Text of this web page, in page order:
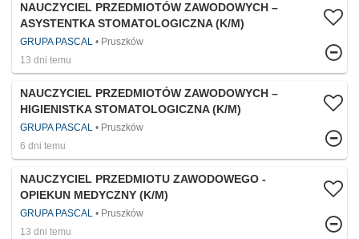
NAUCZYCIEL PRZEDMIOTÓW ZAWODOWYCH –
ASYSTENTKA STOMATOLOGICZNA (K/M)
GRUPA PASCAL
Pruszków
13 dni temu
NAUCZYCIEL PRZEDMIOTÓW ZAWODOWYCH –
HIGIENISTKA STOMATOLOGICZNA (K/M)
GRUPA PASCAL
Pruszków
6 dni temu
NAUCZYCIEL PRZEDMIOTU ZAWODOWEGO -
OPIEKUN MEDYCZNY (K/M)
GRUPA PASCAL
Pruszków
13 dni temu